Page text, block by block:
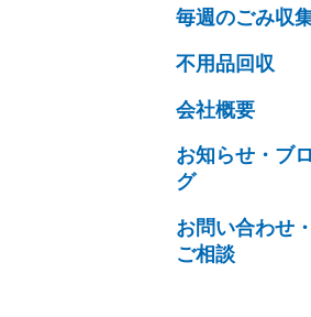
毎週のごみ収
不用品回収
会社概要
お知らせ・ブロ
グ
お問い合わせ・
ご相談